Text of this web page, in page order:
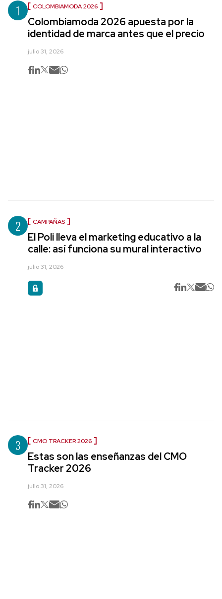
1 COLOMBIAMODA 2026
Colombiamoda 2026 apuesta por la
identidad de marca antes que el precio
julio 31, 2026
2 CAMPAÑAS
El Poli lleva el marketing educativo a la
calle: así funciona su mural interactivo
julio 31, 2026
3 CMO TRACKER 2026
Estas son las enseñanzas del CMO
Tracker 2026
julio 31, 2026